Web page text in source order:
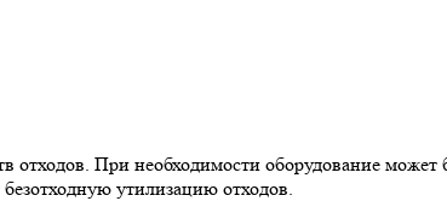
отходов. При необходимости оборудование
утилизацию отходов.